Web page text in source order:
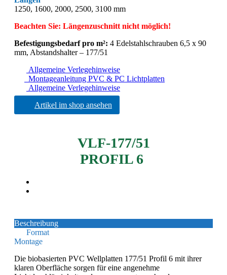
1250, 1600, 2000, 2500, 3100 mm
Beachten Sie: Längenzuschnitt nicht möglich!
Befestigungsbedarf pro m²: 4 Edelstahlschrauben 6,5 x 90
mm, Abstandshalter – 177/51
Allgemeine Verlegehinweise
Montageanleitung PVC & PC Lichtplatten
Allgemeine Verlegehinweise
Artikel im shop ansehen
VLF-177/51
PROFIL 6
Beschreibung
Format
Montage
Die biobasierten PVC Wellplatten 177/51 Profil 6 mit ihrer
klaren Oberfläche sorgen für eine angenehme